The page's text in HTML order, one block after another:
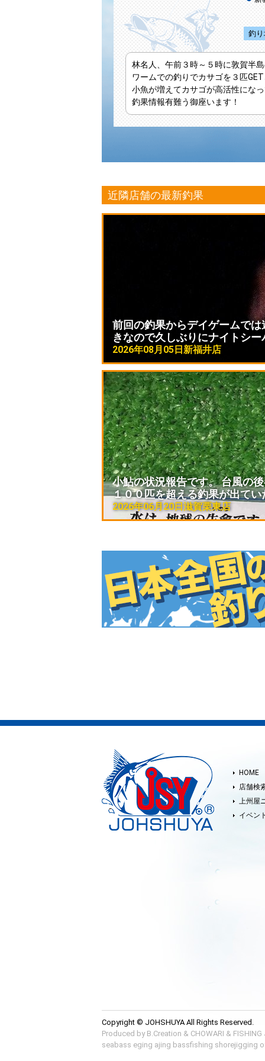
釣
林名人、午前３時～５時に敦賀半
ワームでの釣りでカサゴを３匹
小魚が増えてカサゴが高活性にな
釣果情報有難う御座います！
近隣店舗の最新釣果
前回の釣果からデイゲームでは
きなので久しぶりにナイトシ
2026年08月05日 新福井店
小鮎の状況報告です。 台風の
１００匹を超える釣果が出て
2026年06月20日 滋賀栗東店
HOME
店舗検
上州屋
イベン
Copyright © JOHSHUYA All Rights Reserved.
Produced by B.Creation & CHOWARI & FISHING
seabass eging ajing bassfishing shorejigging